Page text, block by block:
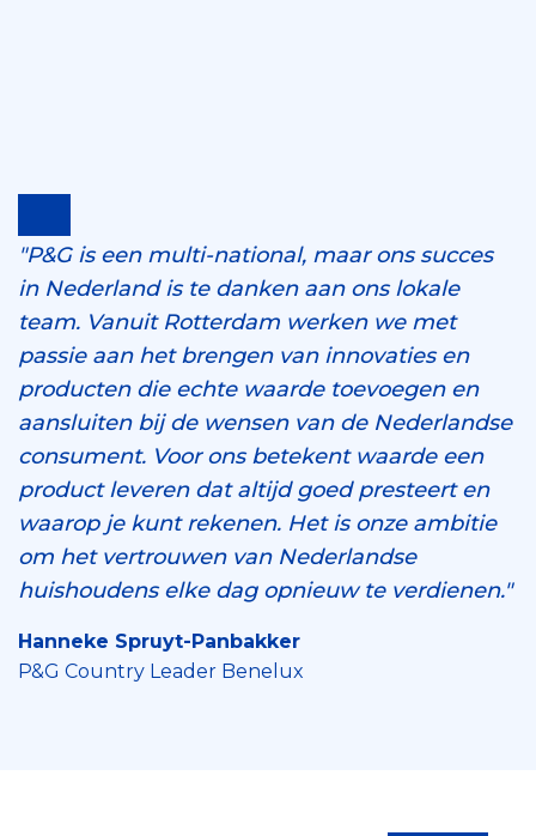
"P&G is een multi-national, maar ons succes
in Nederland is te danken aan ons lokale
team. Vanuit Rotterdam werken we met
passie aan het brengen van innovaties en
producten die echte waarde toevoegen en
aansluiten bij de wensen van de Nederlandse
consument. Voor ons betekent waarde een
product leveren dat altijd goed presteert en
waarop je kunt rekenen. Het is onze ambitie
om het vertrouwen van Nederlandse
huishoudens elke dag opnieuw te verdienen."
Hanneke Spruyt-Panbakker
P&G Country Leader Benelux